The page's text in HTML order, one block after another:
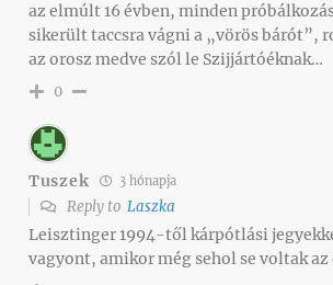
az elmúlt 16 évben, minden
sikerült taccsra vágni a „vörös bárót”,
az orosz medve szól le Szijjártóéknak…
0
Tuszek 3 hónapja
Reply to Laszka
Leisztinger 1994-től kárpótlási
vagyont, amikor még sehol se voltak az